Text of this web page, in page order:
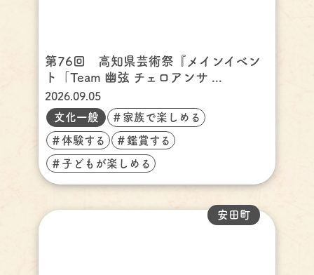
第76回 高知県芸術祭『メインイベン
ト「Team 幽弦 チェロアンサ ...
2026.09.05
文化一般
＃家族で楽しめる
＃体験する ＃鑑賞する
＃子どもが楽しめる
安田町